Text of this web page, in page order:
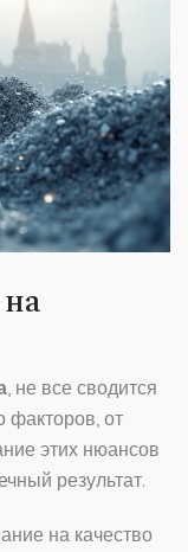
, не все сводится
факторов, от
этих нюансов
результат.
на качество